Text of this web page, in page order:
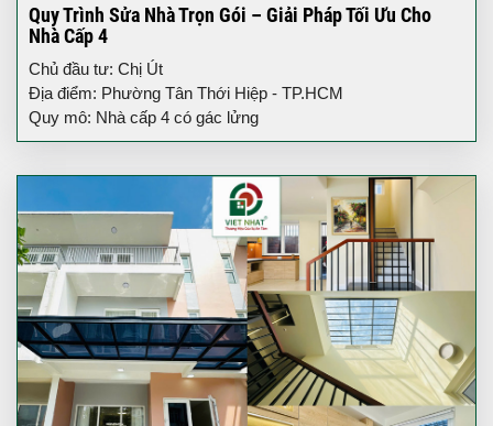
Quy Trình Sửa Nhà Trọn Gói – Giải Pháp Tối Ưu Cho
Nhà Cấp 4
Chủ đầu tư: Chị Út
Địa điểm: Phường Tân Thới Hiệp - TP.HCM
Quy mô: Nhà cấp 4 có gác lửng